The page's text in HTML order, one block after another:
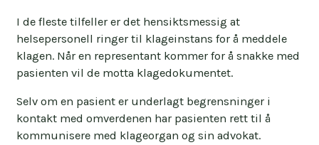
I de fleste tilfeller er det hensiktsmessig at
helsepersonell ringer til klageinstans for å meddele
klagen. Når en representant kommer for å snakke med
pasienten vil de motta klagedokumentet.
Selv om en pasient er underlagt begrensninger i
kontakt med omverdenen har pasienten rett til å
kommunisere med klageorgan og sin advokat.